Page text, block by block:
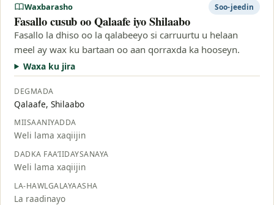
Waxbarasho Soo-jeedin
Fasallo cusub oo Qalaafe iyo Shilaabo
Fasallo la dhiso oo la qalabeeyo si carruurtu u helaan
meel ay wax ku bartaan oo aan qorraxda ka hooseyn.
Waxa ku jira
DEGMADA
Qalaafe, Shilaabo
MIISAANIYADDA
Weli lama xaqiijin
DADKA FAA’IIDAYSANAYA
Weli lama xaqiijin
LA-HAWLGALAYAASHA
La raadinayo